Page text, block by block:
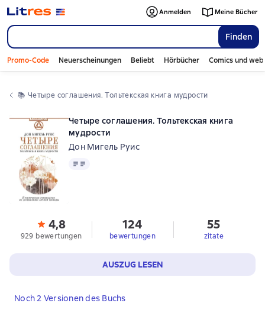
Finden
Anmelden Meine Bücher
Promo-Code Neuerscheinungen Beliebt Hörbücher Comics und
📚 Четыре соглашения. Тольтекская книга мудрости
Четыре соглашения. Тольтекская книга
мудрости
Дон Мигель Руис
Text
4,8
929 bewertungen
124
bewertungen
55
zitate
AUSZUG LESEN
Noch 2 Versionen des Buchs